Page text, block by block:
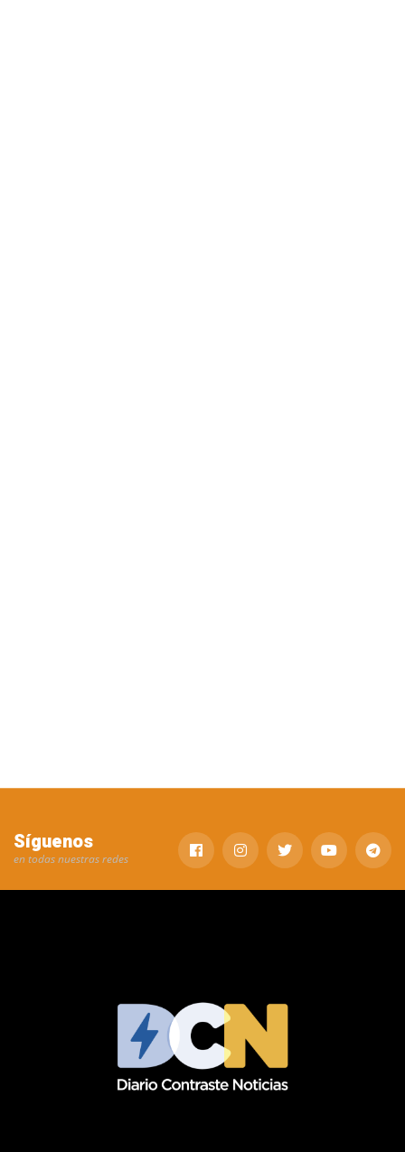
Síguenos
en todas nuestras redes